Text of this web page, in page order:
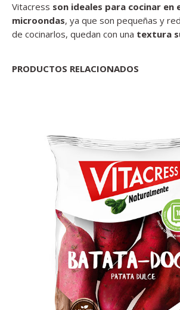
Vitacress son ideales para cocinar en
microondas, ya que son pequeñas y
de cocinarlos, quedan con una textura
PRODUCTOS RELACIONADOS